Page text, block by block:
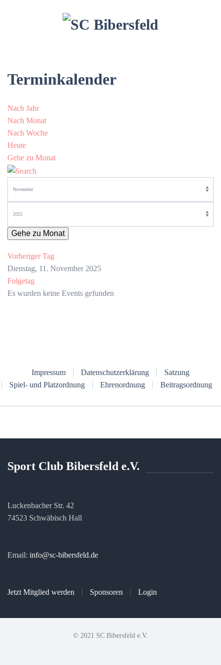
Terminkalender
Nach Jahr
Nach Monat
Nach Woche
Heute
Gehe zu Monat
Gehe zu Monat
Vorheriger Tag
Dienstag, 11. November 2025
Folgetag
Es wurden keine Events gefunden
Impressum Datenschutzerklärung
Satzung
Spiel- und Platzordnung
Ehrenordnung Beitragsordnung
Sport Club Bibersfeld e.V.
Luckenbacher Str. 42
74523 Schwäbisch Hall
Email: info@sc-bibersfeld.de
Jetzt Mitglied werden Sponsoren Login
© 2021 SC Bibersfeld e.V.